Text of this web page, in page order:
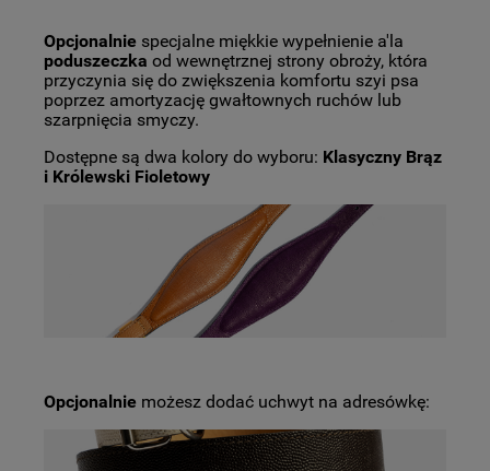
Opcjonalnie specjalne miękkie wypełnienie a'la
poduszeczka od wewnętrznej strony obroży, która
przyczynia się do zwiększenia komfortu szyi psa
poprzez amortyzację gwałtownych ruchów lub
szarpnięcia smyczy.
Dostępne są dwa kolory do wyboru: Klasyczny Brąz
i Królewski Fioletowy
Opcjonalnie możesz dodać uchwyt na adresówkę: